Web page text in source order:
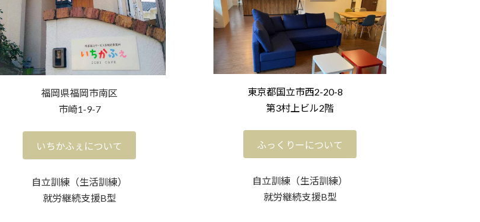
福岡県福岡市南区
市崎1-9-7
いちかふぇについて
自立訓練（生活訓練）
就労継続支援B型
東京都国立市西2-20-8
第3村上ビル2階
ふっくりーについて
自立訓練（生活訓練）
就労継続支援B型